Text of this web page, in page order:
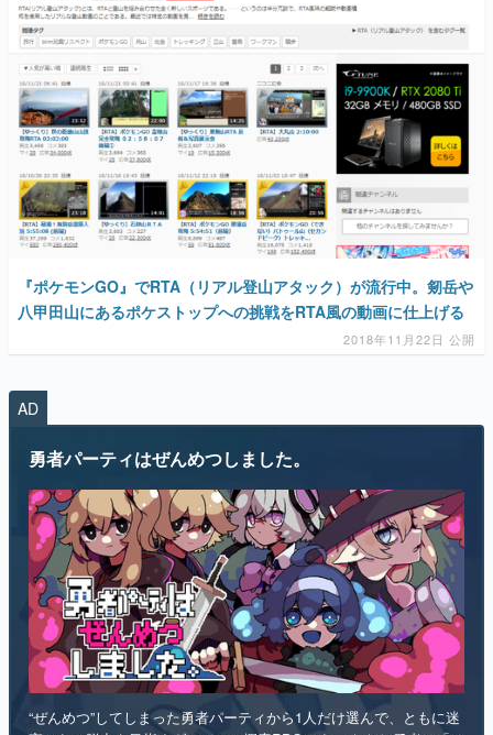
女性向け
アプリレビュー
その他
電ファミニコゲーマーとは？
運営：株式会社マレ
『ポケモンGO』でRTA（リアル登山アタック）が流行中。剱岳や
八甲田山にあるポケストップへの挑戦をRTA風の動画に仕上げる
2018年11月22日 公開
AD
“ぜんめつ”してしまった勇者パーティから1人だけ選んで、ともに迷
宮からの脱出を目指すダンジョン探索RPGです。 ただし勇者は「は
い/いいえ」しか喋れず、魔法使いは魔法が使えず、戦士は可愛らし
い人形になっていて、僧侶は██を崇拝しています。誰を救うのかを
選ぶのは、あなたです。